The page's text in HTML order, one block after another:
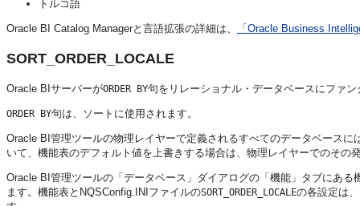
トルコ語
Oracle BI Catalog Managerと言語拡張の詳細は、 「Oracle Business
SORT_ORDER_LOCALE
Oracle BIサーバーがORDER BY句をリレーショナル・データベースにファ
ORDER BY句は、ソートに使用されます。
Oracle BI管理ツールの物理レイヤーで定義されるすべてのデータベース
いて、機能表のデフォルト値を上書きする場合は、物理レイヤーでのその
Oracle BI管理ツールの「データベース」ダイアログの「機能」タブにあ
ます。機能表とNQSConfig.INIファイルのSORT_ORDER_LOCALEの各設定は